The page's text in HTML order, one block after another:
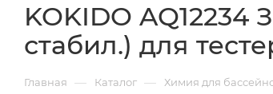
KOKIDO
стабил.) для
Главная — Каталог — Химия для